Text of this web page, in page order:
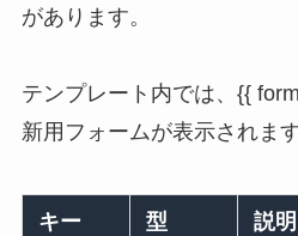
があります。
テンプレート内では、{{
新用フォームが表示されます
キー 型 説明